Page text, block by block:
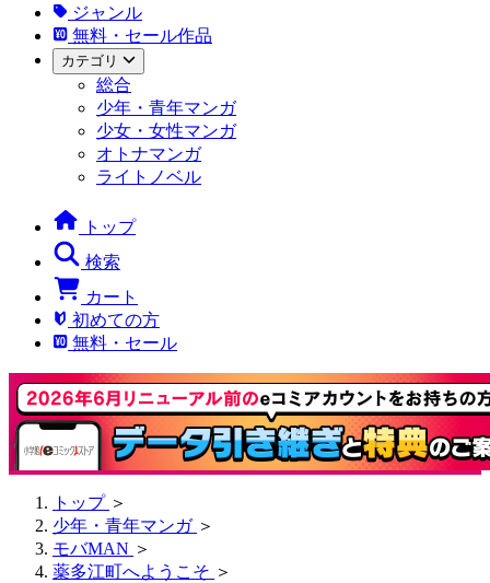
ジャンル
無料・セール作品
カテゴリ
総合
少年・青年マンガ
少女・女性マンガ
オトナマンガ
ライトノベル
トップ
検索
カート
初めての方
無料・セール
トップ ＞
少年・青年マンガ ＞
モバMAN ＞
薬多江町へようこそ ＞